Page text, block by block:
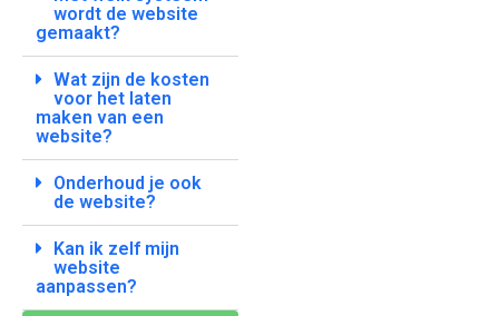
wordt de website
gemaakt?
Wat zijn de kosten
voor het laten
maken van een
website?
Onderhoud je ook
de website?
Kan ik zelf mijn
website
aanpassen?